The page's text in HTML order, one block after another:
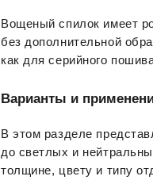
Вощеный спилок имеет
без дополнительной
как для серийного
Варианты и
В этом разделе
до светлых и
толщине, цвету и типу